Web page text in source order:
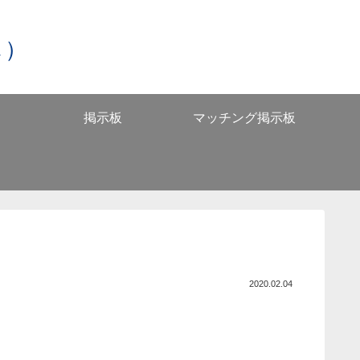
掲示板 マッチング掲示板
2020.02.04